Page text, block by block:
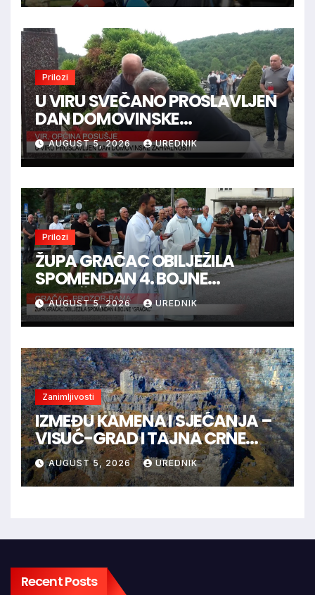
Bršadina
Prilozi
U VIRU SVEČANO PROSLAVLJEN
DAN DOMOVINSKE
ZAHVALNOSTI
AUGUST 5, 2026 UREDNIK
Prilozi
ŽUPA GRAČAC OBILJEŽILA
SPOMENDAN 4. BOJNE
“GRAČAC”
AUGUST 5, 2026 UREDNIK
Zanimljivosti
IZMEĐU KAMENA I SJEĆANJA –
VISUĆ-GRAD I TAJNA CRNE
KRALJICE
AUGUST 5, 2026 UREDNIK
Recent Posts